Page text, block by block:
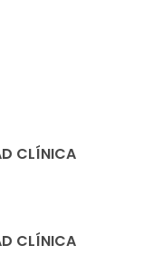
CLÍNICA
CLÍNICA